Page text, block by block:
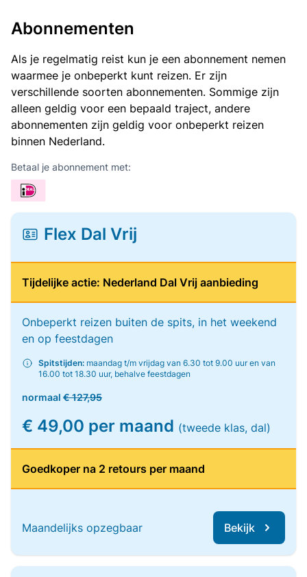
Abonnementen
Als je regelmatig reist kun je een abonnement nemen
waarmee je onbeperkt kunt reizen. Er zijn
verschillende soorten abonnementen. Sommige zijn
alleen geldig voor een bepaald traject, andere
abonnementen zijn geldig voor onbeperkt reizen
binnen Nederland.
Betaal je abonnement met:
Flex Dal Vrij
Tijdelijke actie: Nederland Dal Vrij aanbieding
Onbeperkt reizen buiten de spits, in het weekend
en op feestdagen
Spitstijden: maandag t/m vrijdag van 6.30 tot 9.00 uur en van
16.00 tot 18.30 uur, behalve feestdagen
normaal € 127,95
€ 49,00 per maand (tweede klas, dal)
Goedkoper na 2 retours per maand
Maandelijks opzegbaar Bekijk